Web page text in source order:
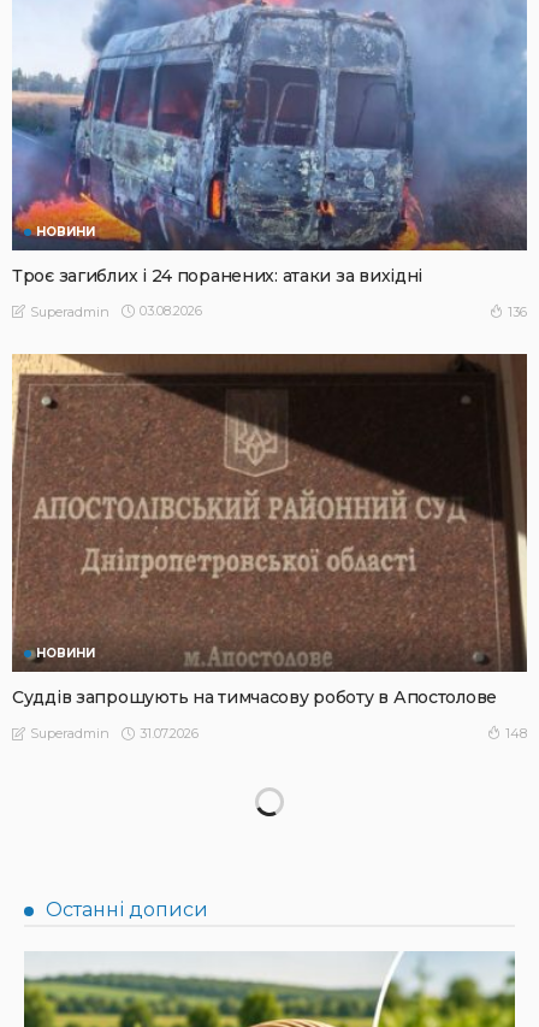
НОВИНИ
Троє загиблих і 24 поранених: атаки за вихідні
Superadmin 03.08.2026 136
НОВИНИ
Суддів запрошують на тимчасову роботу в Апостолове
Superadmin 31.07.2026 148